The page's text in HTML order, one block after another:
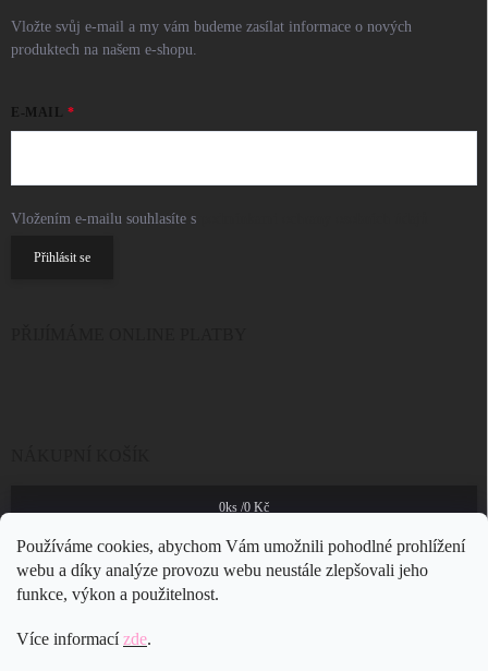
Používáme cookies, abychom Vám umožnili pohodlné prohlížení
webu a díky analýze provozu webu neustále zlepšovali jeho
funkce, výkon a použitelnost.
Více informacízde.
Vložte svůj e-mail a my vám budeme zasílat informace o nových
produktech na našem e-shopu.
E-MAIL
Vložením e-mailu souhlasíte s
Přihlásit se
0ks /0 Kč